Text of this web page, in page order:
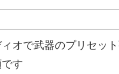
オで武器のプリセッ
す